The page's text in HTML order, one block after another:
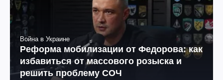
Война в Украине
Реформа мобилизации от Федорова: как
избавиться от массового розыска и
решить проблему СОЧ